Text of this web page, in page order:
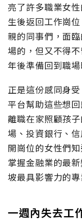
亮了許多職業女
生後返回工作崗
親的同事們，面
場的，但又不得
年後準備回到職
正是這份感同身
平台幫助這些想
離職在家照顧孩
場、投資銀行、
開崗位的女性們
掌握金融業的最
坡最具影響力的
一週內失去工